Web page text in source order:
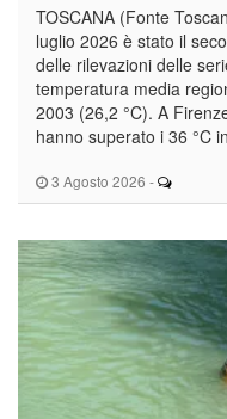
3 Agosto 2026 -
TOSCANA (Fonte
luglio 2026 è stato il
delle rilevazioni delle
temperatura media
2003 (26,2 °C). A
hanno superato i 36 °C